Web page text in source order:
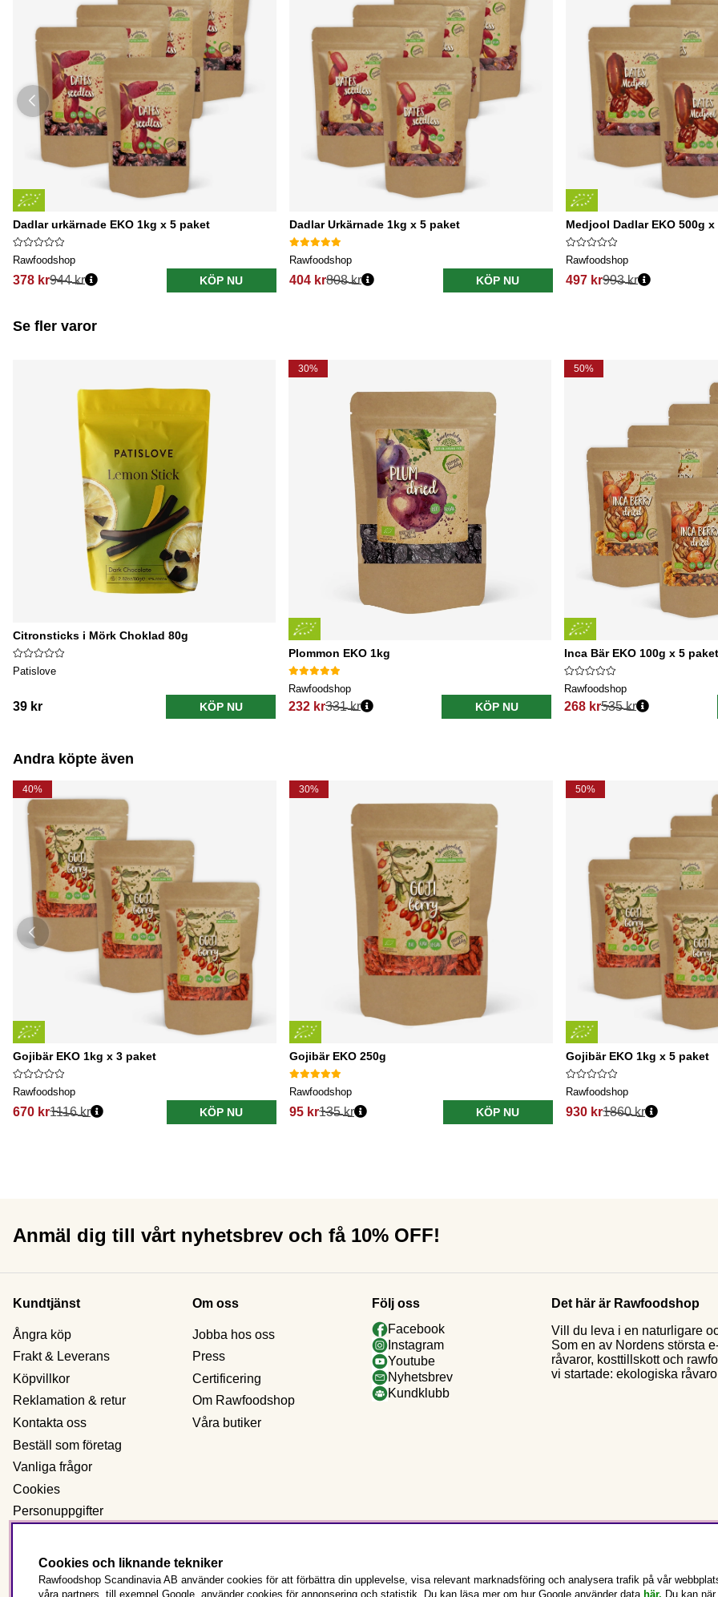
Dadlar urkärnade EKO 1kg x 5 paket
Rawfoodshop
378 kr944 kr KÖP NU
Dadlar Urkärnade 1kg x 5 paket
Rawfoodshop
404 kr808 kr KÖP NU
Medjool Dadlar EKO 500g
Rawfoodshop
497 kr993 kr
Se fler varor
Citronsticks i Mörk Choklad 80g
Patislove
39 kr KÖP NU
30%
Plommon EKO 1kg
Rawfoodshop
232 kr
Ordinarie pris:
331 kr KÖP NU
50%
Inca Bär EKO 100g x 5 paket
Rawfoodshop
268 kr
Ordinarie pris:
535 kr
Andra köpte även
40%
Gojibär EKO 1kg x 3 paket
Rawfoodshop
670 kr1116 kr KÖP NU
30%
Gojibär EKO 250g
Rawfoodshop
95 kr135 kr KÖP NU
50%
Gojibär EKO 1kg x 5 paket
Rawfoodshop
930 kr1860 kr
Anmäl dig till vårt nyhetsbrev och få 10% OFF!
Kundtjänst
Ångra köp
Frakt & Leverans
Köpvillkor
Reklamation & retur
Kontakta oss
Beställ som företag
Vanliga frågor
Cookies
Personuppgifter
Om oss
Jobba hos oss
Press
Certificering
Om Rawfoodshop
Våra butiker
Följ oss
Facebook
Instagram
Youtube
Nyhetsbrev
Kundklubb
Det här är Rawfoodshop
Vill du leva i en naturligare
Som en av Nordens största
råvaror, kosttillskott och
vi startade: ekologiska
Sverige
Cookies och liknande tekniker
Rawfoodshop Scandinavia AB använder cookies för att förbättra din upplevelse, visa relevant marknadsföring och analysera trafik på vår
våra partners, till exempel Google, använder cookies för annonsering och statistik. Du kan läsa mer om hur Google använder data här. Du kan